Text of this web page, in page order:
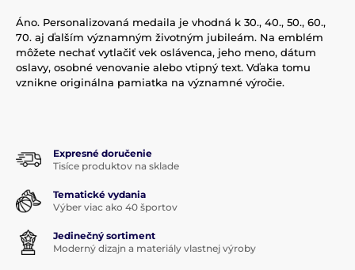
Áno. Personalizovaná medaila je vhodná k 30., 40., 50., 60.,
70. aj ďalším významným životným jubileám. Na emblém
môžete nechať vytlačiť vek oslávenca, jeho meno, dátum
oslavy, osobné venovanie alebo vtipný text. Vďaka tomu
vznikne originálna pamiatka na významné výročie.
Expresné doručenie
Tisíce produktov na sklade
Tematické vydania
Výber viac ako 40 športov
Jedinečný sortiment
Moderný dizajn a materiály vlastnej výroby